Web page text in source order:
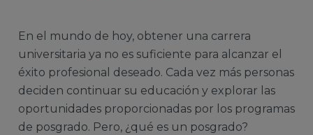
En el mundo de hoy, obtener una carrera
universitaria ya no es suficiente para alcanzar el
éxito profesional deseado. Cada vez más personas
deciden continuar su educación y explorar las
oportunidades proporcionadas por los programas
de posgrado. Pero, ¿qué es un posgrado?